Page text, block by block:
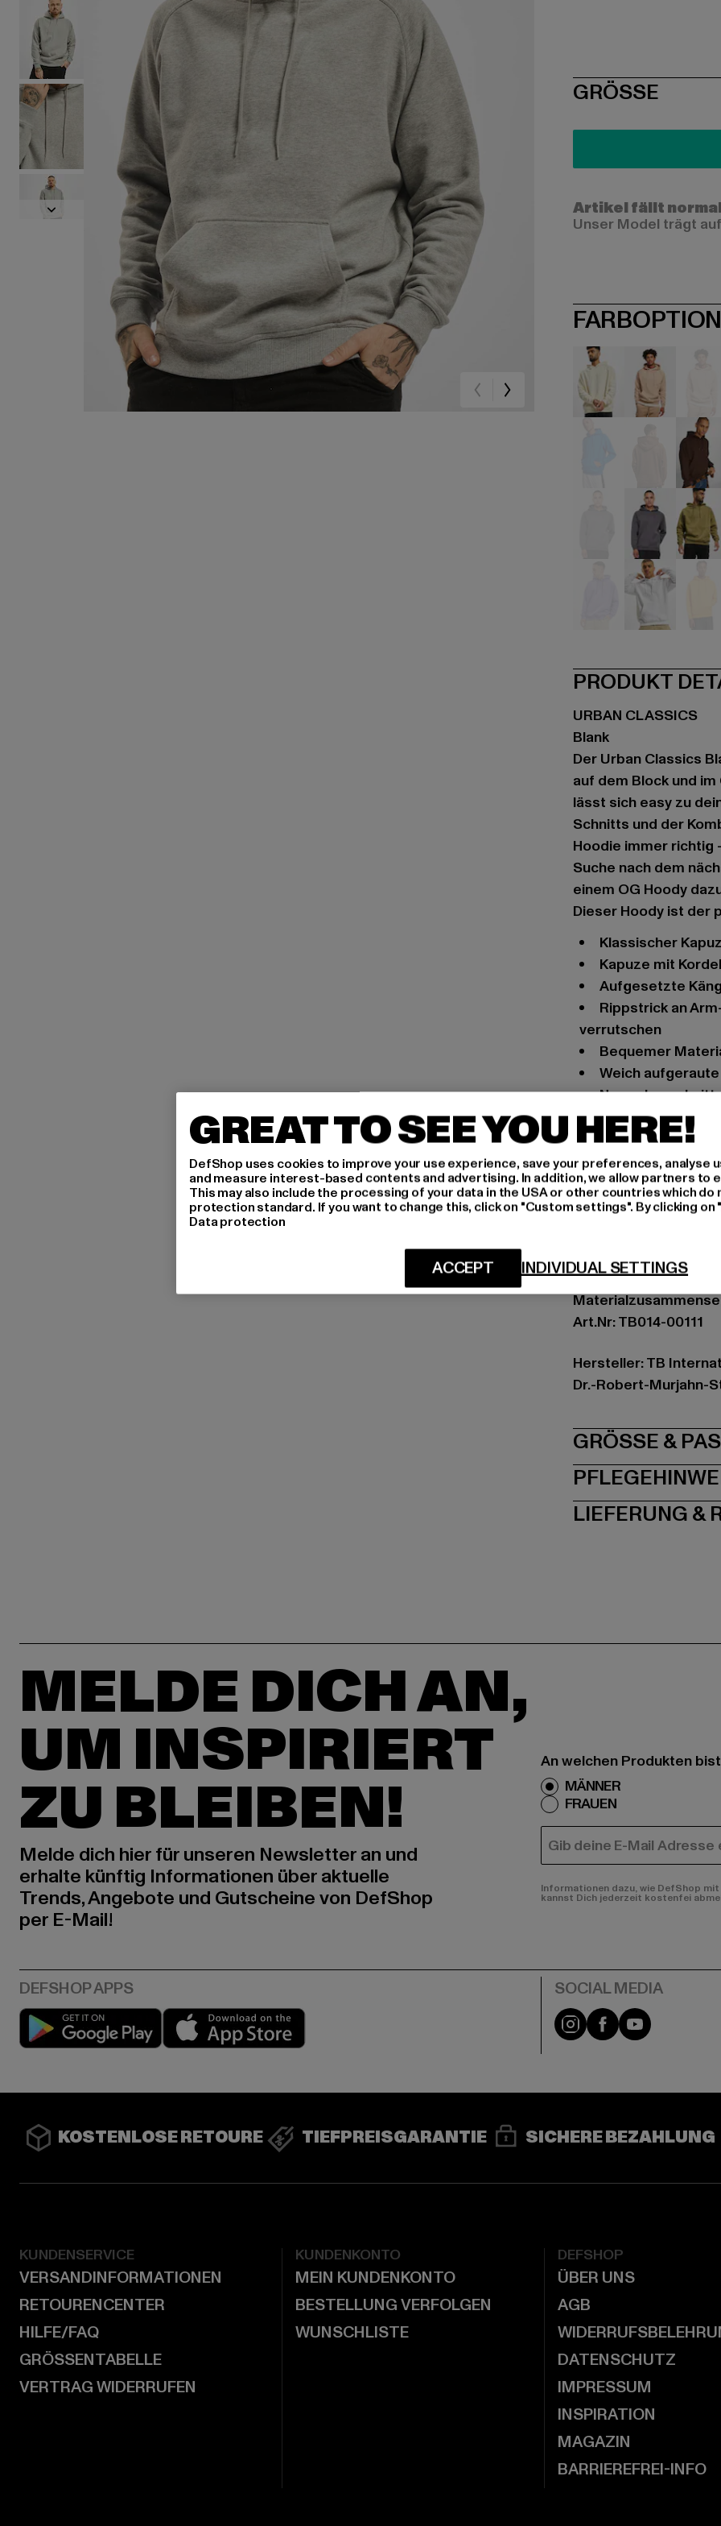
SIZE
GRÖSSE
Artikel fällt
Unser Model trägt
braun
grau
PRODUKT
URBAN CLASSICS
Blank
Der Urban Classics
auf dem Block und
lässt sich easy zu
Schnitts und der
Hoodie immer richtig
Suche nach dem
einem OG Hoody
Dieser Hoody ist der
Klassischer
Kapuze mit
Aufgesetzte
Rippstrick an Arm- und Hüftabschluss sorgen für festen Halt ohne
verrutschen
Bequemer
Weich
Normal
Anlass: Alltag,
Ausschnitt: Kapuze
Ärmelart: Langarm
Schnitt: Normal
Marke: Urban
Farbe: grau
Hersteller Farbe: grey
Art.Nr: TB014-00111
Hersteller: TB
Dr.-Robert-Murjahn-
GRÖSSE
LIEFERUNG &
MELDE DICH AN,
UM INSPIRIERT
ZU BLEIBEN!
Melde dich hier für unseren Newsletter an und
erhalte künftig Informationen über aktuelle
Trends, Angebote und Gutscheine von DefShop
per E-Mail!
An welchen Produkten
MÄNNER
FRAUEN
E-MAIL
Informationen dazu, wie DefShop
kannst Dich jederzeit kostenfei
Play market Instagram
FacebookYouTube
KOSTENLOSE RETOURE TIEFPREISGARANTIE SICHERE BEZAHLUNG
KUNDENSERVICE
VERSANDINFORMATIONEN
RETOURENCENTER
HILFE/FAQ
GRÖSSENTABELLE
VERTRAG WIDERRUFEN
KUNDENKONTO
MEIN KUNDENKONTO
BESTELLUNG VERFOLGEN
WUNSCHLISTE
DEFSHOP
ÜBER UNS
AGB
DATENSCHUTZ
IMPRESSUM
INSPIRATION
MAGAZIN
BARRIEREFREI-INFO
GREAT TO SEE YOU HERE!
DefShop uses cookies to improve your use experience, save your preferences, analyse
and measure interest-based contents and advertising. In addition, we allow partners to
This may also include the processing of your data in the USA or other countries which do
protection standard. If you want to change this, click on "Custom settings". By clicking
Data protection
INDIVIDUAL SETTINGS
ACCEPT